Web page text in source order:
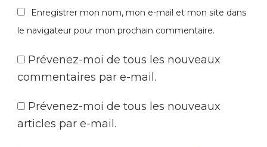
Enregistrer mon nom, mon e-mail et mon site dans
le navigateur pour mon prochain commentaire.
Prévenez-moi de tous les nouveaux
commentaires par e-mail.
Prévenez-moi de tous les nouveaux
articles par e-mail.